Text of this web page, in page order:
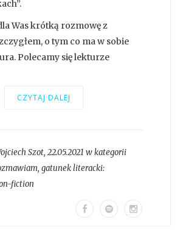
Was krótką rozmowę z
o tym co ma w sobie
Polecamy się lekturze
CZYTAJ DALEJ
Szot, 22.05.2021 w kategorii
, gatunek literacki:
fiction